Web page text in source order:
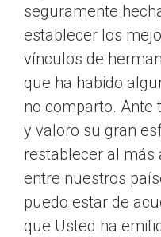
seguramente
establecer los
vínculos de
que ha habido
no comparto. Ante
y valoro su gran
restablecer al más
entre nuestros
puedo estar de
que Usted ha